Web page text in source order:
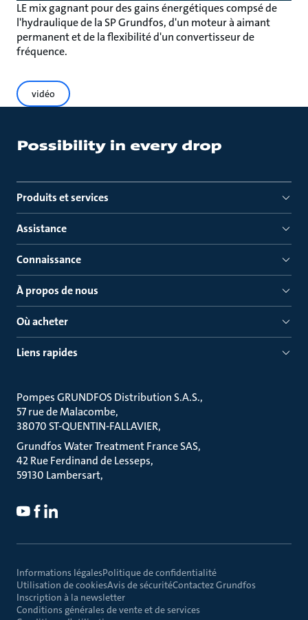
LE mix gagnant pour des gains énergétiques compsé de
l'hydraulique de la SP Grundfos, d'un moteur à aimant
permanent et de la flexibilité d'un convertisseur de
fréquence.
vidéo
Produits et services
Assistance
Connaissance
À propos de nous
Où acheter
Liens rapides
Pompes GRUNDFOS Distribution S.A.S.
57 rue de Malacombe
38070 ST-QUENTIN-FALLAVIER
Grundfos Water Treatment France SAS
42 Rue Ferdinand de Lesseps
59130 Lambersart
Informations légalesPolitique de confidentialité
Utilisation de cookiesAvis de sécuritéContactez Grundfos
Inscription à la newsletter
Conditions générales de vente et de services